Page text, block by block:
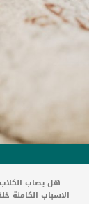
هل يصاب
الاسباب